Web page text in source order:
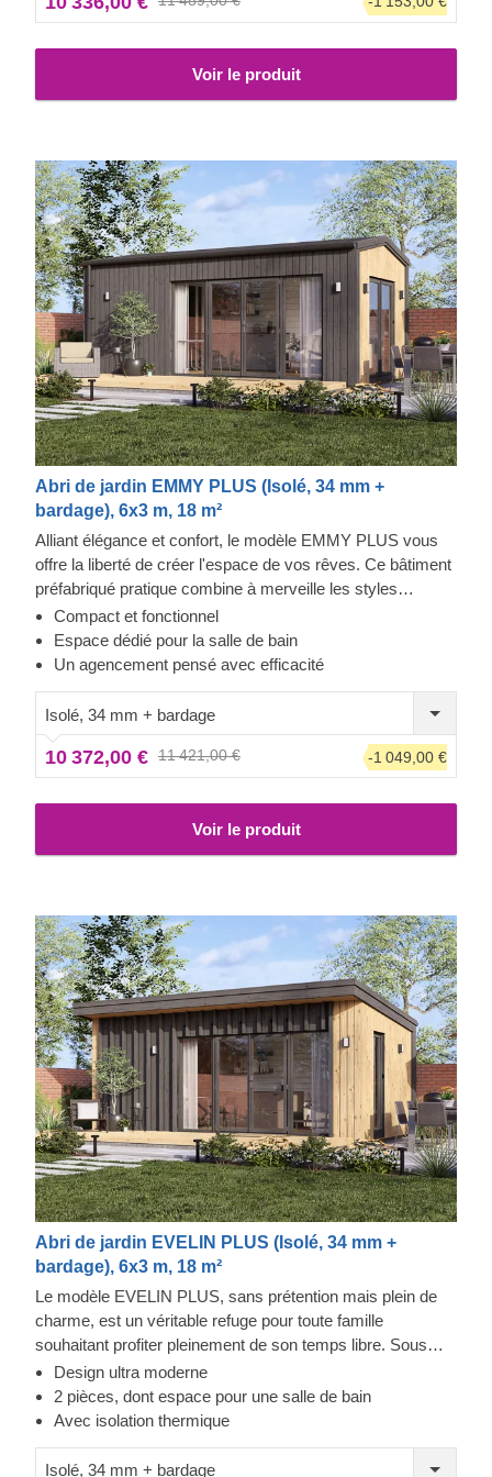
Voir le produit
Abri de jardin EMMY PLUS (Isolé, 34 mm +
bardage), 6x3 m, 18 m²
Alliant élégance et confort, le modèle EMMY PLUS vous
offre la liberté de créer l'espace de vos rêves. Ce bâtiment
préfabriqué pratique combine à merveille les styles
classique et contemporain. Profitez d'une belle luminosité
naturelle à l'intérieur, idéale pour toutes vos activités.
Compact et fonctionnel
Espace dédié pour la salle de bain
Un agencement pensé avec efficacité
Isolé, 34 mm + bardage
10 372,00 € 11 421,00 € -1 049,00 €
Voir le produit
Abri de jardin EVELIN PLUS (Isolé, 34 mm +
bardage), 6x3 m, 18 m²
Le modèle EVELIN PLUS, sans prétention mais plein de
charme, est un véritable refuge pour toute famille
souhaitant profiter pleinement de son temps libre. Sous
son toit plat se trouvent deux pièces offrant un espace
confortable pour les loisirs, les instants de tranquillité et
bien plus encore. Dans l'EVELIN PLUS, rien ne presse :
secondaire peut d'ailleurs être aménagée en salle de bain
Design ultra moderne
2 pièces, dont espace pour une salle de bain
Avec isolation thermique
Isolé, 34 mm + bardage